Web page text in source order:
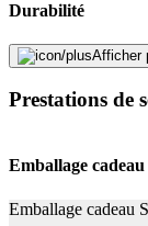
Adresse e-mail
Signaler des
Durabilité
Durabilité
Effet Tranquillisant
Informations
Afficher
Prestations de
Emballage cadeau
Emballage cadeau